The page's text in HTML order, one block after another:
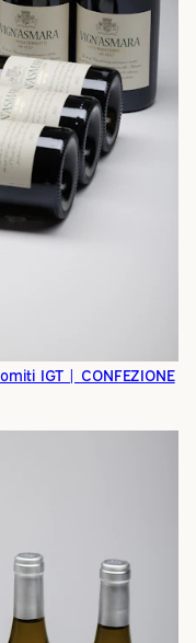
IGT | CONFEZIONE